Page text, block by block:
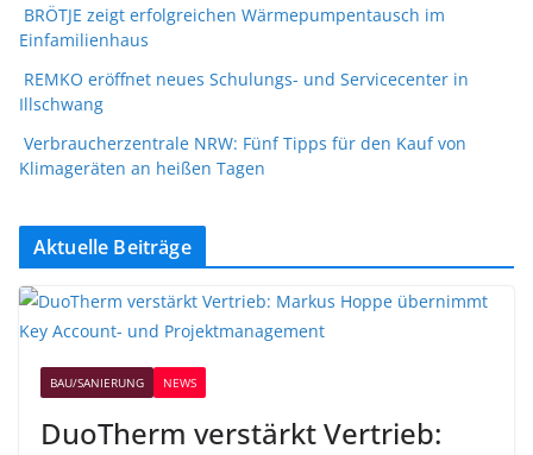
BRÖTJE zeigt erfolgreichen Wärmepumpentausch im
Einfamilienhaus
REMKO eröffnet neues Schulungs- und Servicecenter in
Illschwang
Verbraucherzentrale NRW: Fünf Tipps für den Kauf von
Klimageräten an heißen Tagen
Aktuelle Beiträge
BAU/SANIERUNG NEWS
DuoTherm verstärkt Vertrieb: